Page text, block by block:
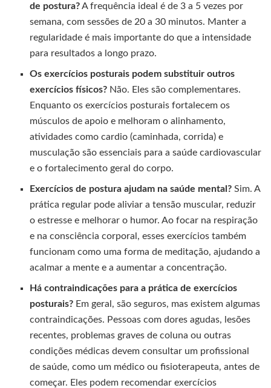
de postura?A frequência ideal é de 3 a 5 vezes por
semana, com sessões de 20 a 30 minutos. Manter a
regularidade é mais importante do que a intensidade
para resultados a longo prazo.
Os exercícios posturais podem substituir outros
exercícios físicos? Não. Eles são complementares.
Enquanto os exercícios posturais fortalecem os
músculos de apoio e melhoram o alinhamento,
atividades como cardio (caminhada, corrida) e
musculação são essenciais para a saúde cardiovascular
e o fortalecimento geral do corpo.
Exercícios de postura ajudam na saúde mental? Sim. A
prática regular pode aliviar a tensão muscular, reduzir
o estresse e melhorar o humor. Ao focar na respiração
e na consciência corporal, esses exercícios também
funcionam como uma forma de meditação, ajudando a
acalmar a mente e a aumentar a concentração.
Há contraindicações para a prática de exercícios
posturais? Em geral, são seguros, mas existem algumas
contraindicações. Pessoas com dores agudas, lesões
recentes, problemas graves de coluna ou outras
condições médicas devem consultar um profissional
de saúde, como um médico ou fisioterapeuta, antes de
começar. Eles podem recomendar exercícios